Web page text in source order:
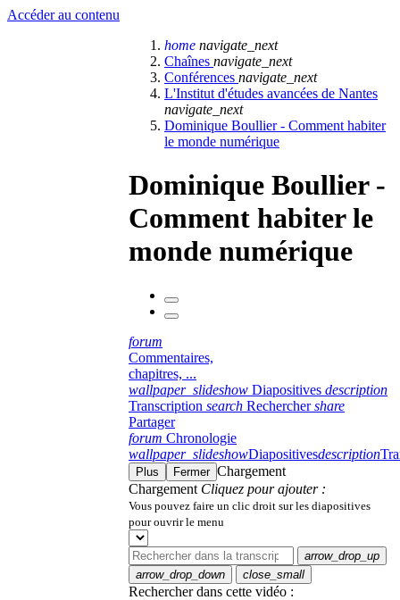
Accéder au contenu
home navigate_next
Chaînes navigate_next
Conférences navigate_next
L'Institut d'études avancées de Nantes
navigate_next
Dominique Boullier - Comment habiter
le monde numérique
Dominique Boullier -
Comment habiter le
monde numérique
forum
Commentaires,
chapitres, ...
wallpaper_slideshow Diapositives description
Transcription search Rechercher share
Partager
forum Chronologie
wallpaper_slideshowDiapositivesdescription
Plus Fermer Chargement
Chargement Cliquez pour ajouter :
Vous pouvez faire un clic droit sur les diapositives
pour ouvrir le menu
arrow_drop_up
arrow_drop_down
close_small
Rechercher dans cette vidéo :